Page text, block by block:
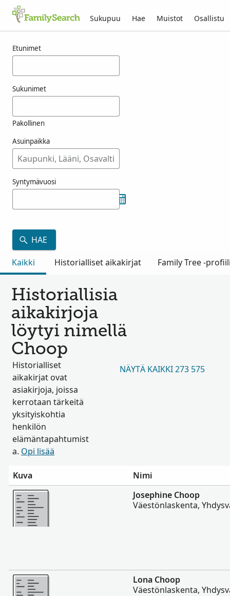
Sukupuu Hae Muistot Osallistu
Etunimet
Sukunimet
Pakollinen
Asuinpaikka
Syntymävuosi
HAE
Kaikki
Historialliset aikakirjat Family Tree -
Historiallisia
aikakirjoja
löytyi nimellä
Choop
Historialliset
aikakirjat ovat
asiakirjoja, joissa
kerrotaan tärkeitä
yksityiskohtia
henkilön
elämäntapahtumist
a. Opi lisää
NÄYTÄ KAIKKI 273 575
Kuva
Nimi
Enemmän
Josephine Choop
Väestönlaskenta,
Enemmän
Lona Choop
Väestönlaskenta,